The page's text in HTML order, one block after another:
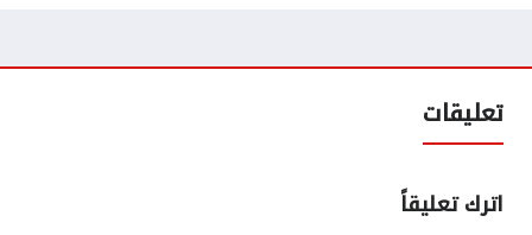
تعليقات
اترك تعليقاً